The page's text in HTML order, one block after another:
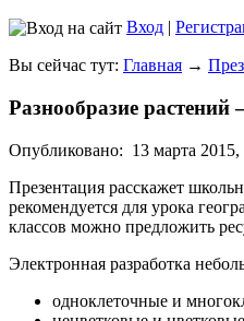
Вход |
Вы сейчас тут: Главная →
Разнообразие растений
Опубликовано: 13 марта 2015,
Презентация расскажет
рекомендуется для урока
классов можно предложить
Электронная разработка
одноклеточные и